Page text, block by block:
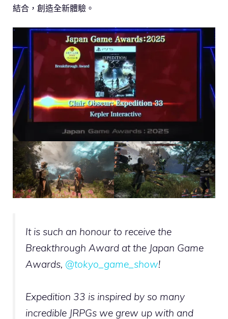
結合，創造全新體驗。
It is such an honour to receive the
Breakthrough Award at the Japan Game
Awards, @tokyo_game_show!
Expedition 33 is inspired by so many
incredible JRPGs we grew up with and